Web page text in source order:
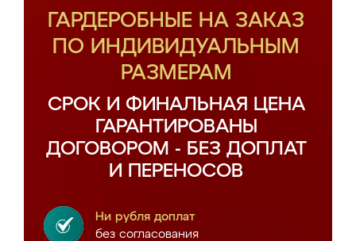
ГАРДЕРОБНЫЕ НА ЗАКАЗ
ПО ИНДИВИДУАЛЬНЫМ
РАЗМЕРАМ
СРОК И ФИНАЛЬНАЯ ЦЕНА
ГАРАНТИРОВАНЫ
ДОГОВОРОМ - БЕЗ ДОПЛАТ
И ПЕРЕНОСОВ
Ни рубля доплат
без согласования